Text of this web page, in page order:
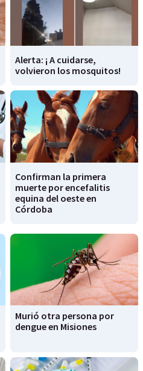
Alerta: ¡ A cuidarse,
volvieron los mosquitos!
Confirman la primera
muerte por encefalitis
equina del oeste en
Córdoba
Murió otra persona por
dengue en Misiones